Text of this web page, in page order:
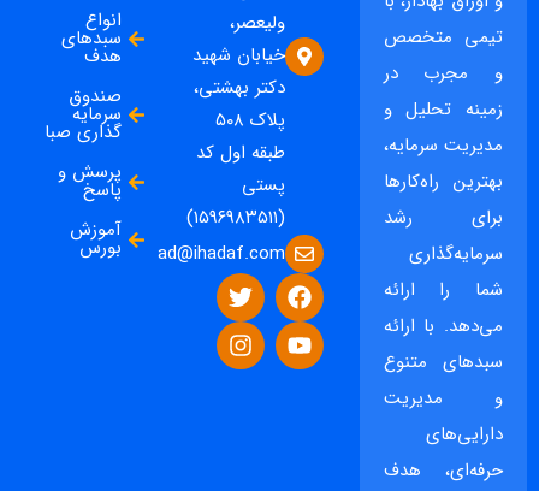
تیمی متخصص
و مجرب در
زمینه تحلیل و
مدیریت سرمایه،
بهترین راه‌کارها
برای رشد
سرمایه‌گذاری
شما را ارائه
می‌دهد. با ارائه
سبدهای متنوع
و مدیریت
دارایی‌های
حرفه‌ای، هدف
ولیعصر،
خیابان شهید
دکتر بهشتی،
پلاک ۵۰۸
طبقه اول کد
پستی
(۱۵۹۶۹۸۳۵۱۱)
ad@ihadaf.com
انواع
سبدهای
هدف
صندوق
سرمایه
گذاری صبا
پرسش و
پاسخ
آموزش
بورس